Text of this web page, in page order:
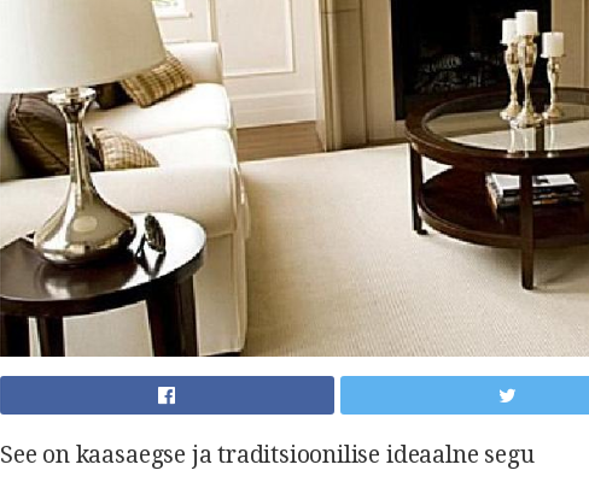
See on kaasaegse ja traditsioonilise ideaalne segu